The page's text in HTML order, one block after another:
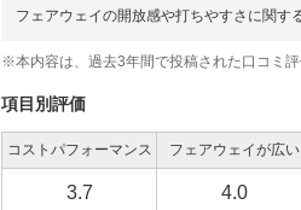
フェアウェイの開放感や打ちやすさに関す
※本内容は、過去3年間で投稿された口コミ
項目別評価
コストパフォーマンス フェアウェイが広い
3.7 4.0